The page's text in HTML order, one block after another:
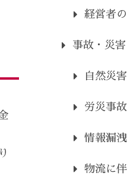
経営者
事故・災
自然災
労災事
情報漏
物流に